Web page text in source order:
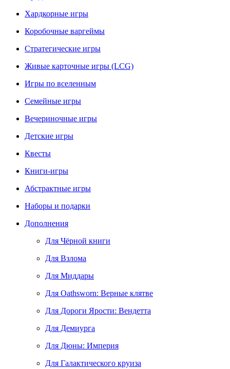
Хардкорные игры
Коробочные варгеймы
Стратегические игры
Живые карточные игры (LCG)
Игры по вселенным
Семейные игры
Вечериночные игры
Детские игры
Квесты
Книги-игры
Абстрактные игры
Наборы и подарки
Дополнения
Для Чёрной книги
Для Взлома
Для Миддары
Для Oathsworn: Верные клятве
Для Дороги Ярости: Вендетта
Для Демиурга
Для Дюны: Империя
Для Галактического круиза